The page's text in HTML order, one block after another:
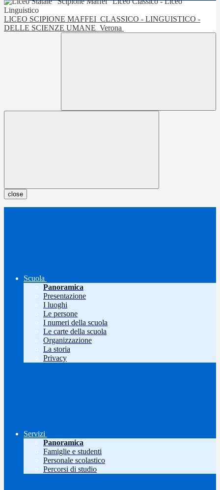
LICEO SCIPIONE MAFFEI CLASSICO - LINGUISTICO -
DELLE SCIENZE UMANE Verona
close
Scuola
Panoramica
Presentazione
I luoghi
Le persone
I numeri della scuola
Le carte della scuola
Organizzazione
La storia
Privacy
Servizi
Panoramica
Famiglie e studenti
Personale scolastico
Percorsi di studio